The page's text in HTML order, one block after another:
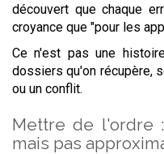
découvert que chaque
croyance que "pour les
Ce n'est pas une
dossiers qu'on récupère,
ou un conflit.
Mettre de l'ordre
mais pas